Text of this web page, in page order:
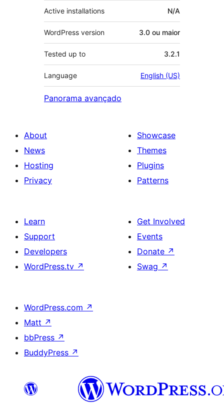
Active installations N/A
WordPress version 3.0 ou maior
Tested up to 3.2.1
Language English (US)
Panorama avançado
About
News
Hosting
Privacy
Showcase
Themes
Plugins
Patterns
Learn
Support
Developers
WordPress.tv ↗
Get Involved
Events
Donate ↗
Swag ↗
WordPress.com ↗
Matt ↗
bbPress ↗
BuddyPress ↗